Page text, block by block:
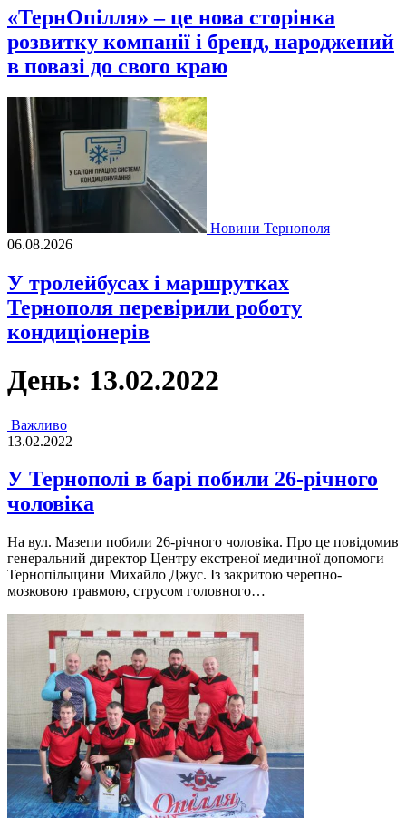
«ТернОпілля» – це нова сторінка
розвитку компанії і бренд, народжений
в повазі до свого краю
Новини Тернополя
06.08.2026
У тролейбусах і маршрутках
Тернополя перевірили роботу
кондиціонерів
День: 13.02.2022
Важливо
13.02.2022
У Тернополі в барі побили 26-річного
чоловіка
На вул. Мазепи побили 26-річного чоловіка. Про це повідомив
генеральний директор Центру екстреної медичної допомоги
Тернопільщини Михайло Джус. Із закритою черепно-
мозковою травмою, струсом головного…